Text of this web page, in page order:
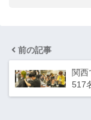
前の記事
関西
517